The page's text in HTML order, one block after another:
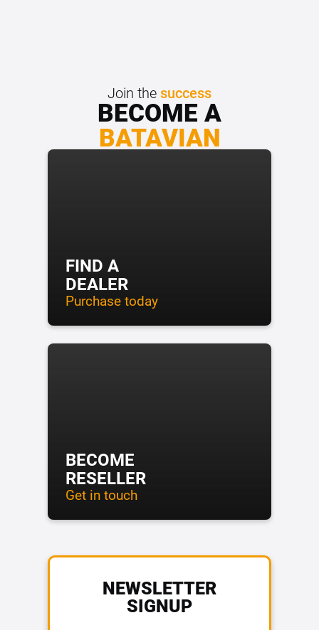
Join thesuccess
BECOME A
BATAVIAN
FIND A
DEALER
Purchase today
BECOME
RESELLER
Get in touch
NEWSLETTER
SIGNUP